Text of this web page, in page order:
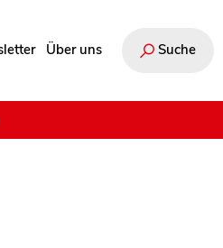
Über uns Suche